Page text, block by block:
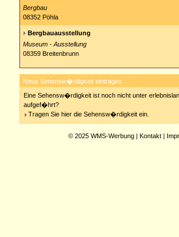
Bergbau
08352 Pöhla
Bergbauausstellung
Museum - Ausstellung
08359 Breitenbrunn
Neue Sehensw�rdigkeit eintragen
Eine Sehensw�rdigkeit ist noch nicht unter
aufgef�hrt?
Tragen Sie hier die Sehensw�rdigkeit ein.
© 2025 WMS-Werbung | Kontakt |